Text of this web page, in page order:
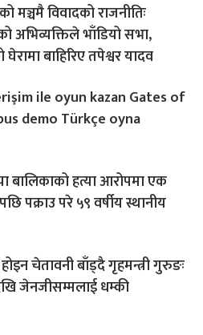
मञ्चमै विवादको राजनीतिः
अभिव्यक्तिले भाँडियो सभा,
घेरामा बाहिरिए तपेश्वर यादव
ile oyun kazan Gates of
demo Türkçe oyna
बालिकाको हत्या आरोपमा एक
पक्राउ परे ५९ वर्षीय स्थानीय
चेतावनी बाँड्दै गृहमन्त्री गुरुङः
जेनजीसम्मलाई धम्की